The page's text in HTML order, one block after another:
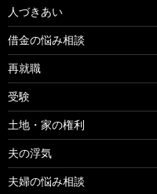
人づきあい
借金の悩み相談
再就職
受験
土地・家の権利
夫の浮気
夫婦の悩み相談